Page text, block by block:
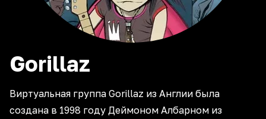
Gorillaz
Виртуальная группа Gorillaz из Англии была
создана в 1998 году Деймоном Албарном из